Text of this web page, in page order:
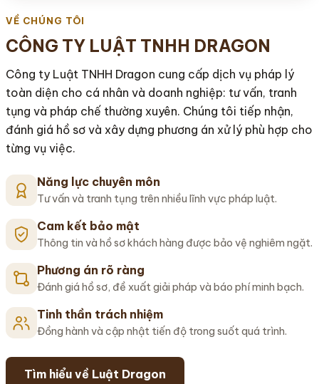
VỀ CHÚNG TÔI
CÔNG TY LUẬT TNHH DRAGON
Công ty Luật TNHH Dragon cung cấp dịch vụ pháp lý
toàn diện cho cá nhân và doanh nghiệp: tư vấn, tranh
tụng và pháp chế thường xuyên. Chúng tôi tiếp nhận,
đánh giá hồ sơ và xây dựng phương án xử lý phù hợp cho
từng vụ việc.
Năng lực chuyên môn
Tư vấn và tranh tụng trên nhiều lĩnh vực pháp luật.
Cam kết bảo mật
Thông tin và hồ sơ khách hàng được bảo vệ nghiêm ngặt.
Phương án rõ ràng
Đánh giá hồ sơ, đề xuất giải pháp và báo phí minh bạch.
Tinh thần trách nhiệm
Đồng hành và cập nhật tiến độ trong suốt quá trình.
Tìm hiểu về Luật Dragon